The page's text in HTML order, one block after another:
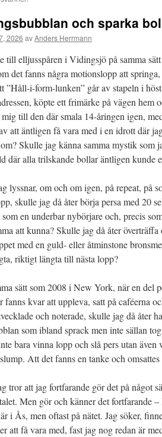
och sparka
2026 avAnders Herrmann
till elljusspåren i Vidingsjö på samma
det fanns några motionslopp att
”Håll-i-form-lunken” går av stapeln i
köpte ett frimärke på vägen hem
till den där smala 14-åringen igen,
att äntligen få vara med i en idrott där
Skulle jag känna samma mystik som
där alla trilskande bollar äntligen kunde
lyssnar, om och om igen, på repeat, på
skulle jag då åter börja persa med 20
en underbar nybörjare och, precis
att kunna? Skulle jag då åter
med en guld- eller åtminstone
riktigt längta till nästa lopp?
sätt som 2008 i New York, när en del
fanns kvar att uppleva, satt på caféerna
och noterade, skulle jag då åter
som ibland sprack men inte sällan
bara vinna lopp och slå pers utan även
Att det fanns en tanke och
tror att jag fortfarande gör det på något
Men gör och känner det fortfarande
i Ås, men oftast på nätet. Jag söker,
att få vara med, fast jag nog redan är